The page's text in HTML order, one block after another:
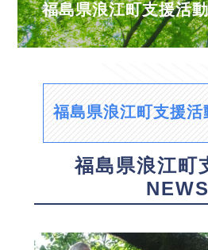
福島県浪江町支援活
福島県浪江町支援
福島県浪江町
NEWS